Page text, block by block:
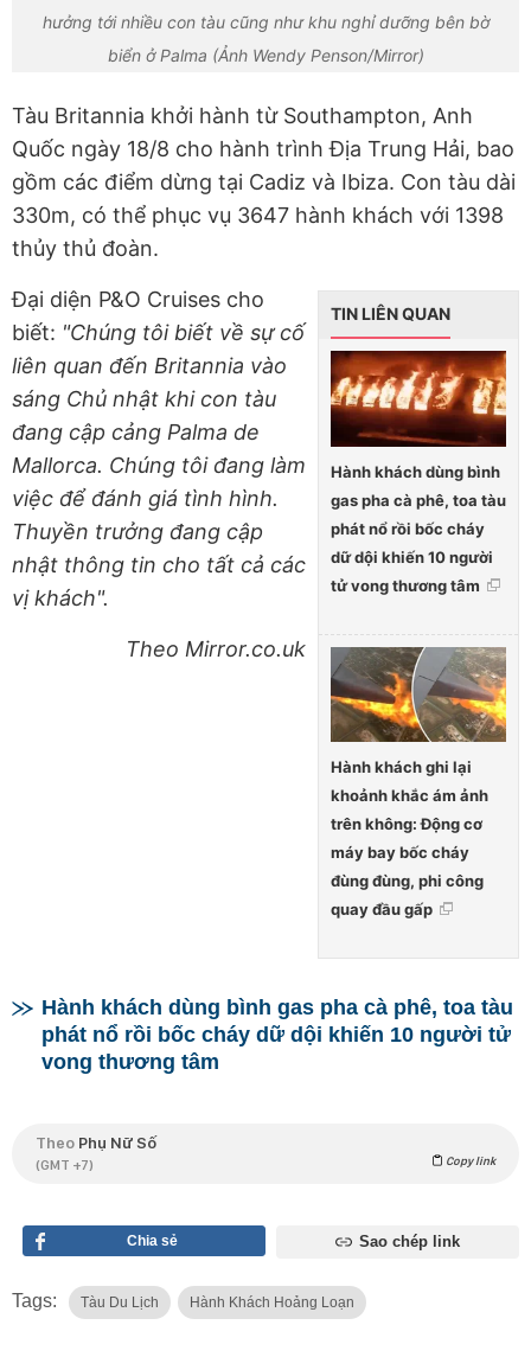
hưởng tới nhiều con tàu cũng như khu nghỉ dưỡng bên bờ
biển ở Palma (Ảnh Wendy Penson/Mirror)
Tàu Britannia khởi hành từ Southampton, Anh
Quốc ngày 18/8 cho hành trình Địa Trung Hải, bao
gồm các điểm dừng tại Cadiz và Ibiza. Con tàu dài
330m, có thể phục vụ 3647 hành khách với 1398
thủy thủ đoàn.
TIN LIÊN QUAN
Hành khách dùng bình
gas pha cà phê, toa tàu
phát nổ rồi bốc cháy
dữ dội khiến 10 người
tử vong thương tâm
Hành khách ghi lại
khoảnh khắc ám ảnh
trên không: Động cơ
máy bay bốc cháy
đùng đùng, phi công
quay đầu gấp
Đại diện P&O Cruises cho
biết: "Chúng tôi biết về sự cố
liên quan đến Britannia vào
sáng Chủ nhật khi con tàu
đang cập cảng Palma de
Mallorca. Chúng tôi đang làm
việc để đánh giá tình hình.
Thuyền trưởng đang cập
nhật thông tin cho tất cả các
vị khách".
Theo Mirror.co.uk
Hành khách dùng bình gas pha cà phê, toa tàu
phát nổ rồi bốc cháy dữ dội khiến 10 người tử
vong thương tâm
Theo Phụ Nữ Số
(GMT +7) Copy link
Chia sẻ Sao chép link
Tags: Tàu Du Lịch Hành Khách Hoảng Loạn